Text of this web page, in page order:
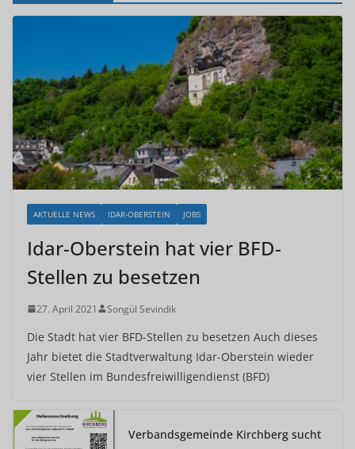
AKTUELLE NEWS IDAR-OBERSTEIN JOBS
Idar-Oberstein hat vier BFD-
Stellen zu besetzen
27. April 2021 Songül Sevindik
Die Stadt hat vier BFD-Stellen zu besetzen Auch dieses
Jahr bietet die Stadtverwaltung Idar-Oberstein wieder
vier Stellen im Bundesfreiwilligendienst (BFD)
Verbandsgemeinde Kirchberg sucht